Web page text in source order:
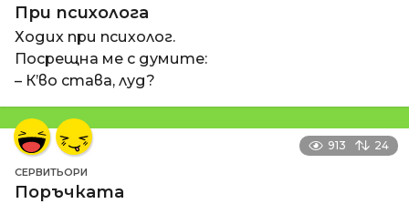
При психолога
Ходих при психолог.
Посрещна ме с думите:
– К’во става, луд?
913 24
СЕРВИТЬОРИ
Поръчката